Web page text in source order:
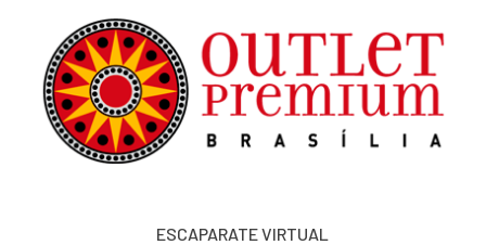
ESCAPARATE VIRTUAL